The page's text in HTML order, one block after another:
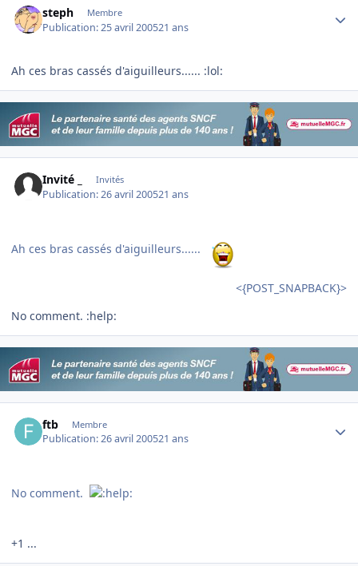
steph Membre
Publication:25 avril 200521 ans
Ah ces bras cassés d'aiguilleurs...... :lol:
Invité _ Invités
Publication:26 avril 200521 ans
Ah ces bras cassés d'aiguilleurs......
<{POST_SNAPBACK}>
No comment. :help:
ftb Membre
Publication:26 avril 200521 ans
No comment.
+1 ...